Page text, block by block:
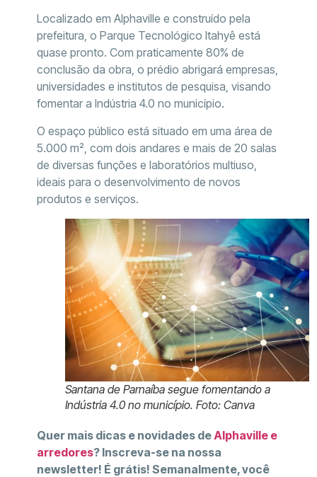
Localizado em Alphaville e construído pela
prefeitura, o Parque Tecnológico Itahyê está
quase pronto. Com praticamente 80% de
conclusão da obra, o prédio abrigará empresas,
universidades e institutos de pesquisa, visando
fomentar a Indústria 4.0 no município.
O espaço público está situado em uma área de
5.000 m², com dois andares e mais de 20 salas
de diversas funções e laboratórios multiuso,
ideais para o desenvolvimento de novos
produtos e serviços.
Santana de Parnaíba segue fomentando a
Indústria 4.0 no município. Foto: Canva
Quer mais dicas e novidades de Alphaville e
arredores? Inscreva-se na nossa
newsletter! É grátis! Semanalmente, você